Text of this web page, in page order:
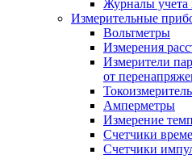
Журналы учета
Измерительные
Вольтметры
Измерения
Измерители
от
Амперметры
Измерение
Счетчики
Счетчики